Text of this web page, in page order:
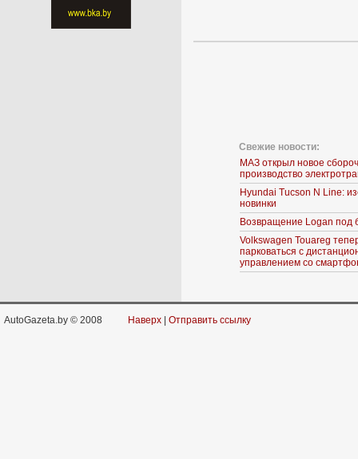
Свежие новости:
МАЗ открыл новое
производство
Hyundai Tucson N Line:
новинки
Возвращение Logan под
Volkswagen Touareg
парковаться с
управлением со
AutoGazeta.by © 2008 Наверх Отправить ссылку